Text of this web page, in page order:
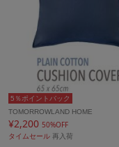
5％ポイントバック
TOMORROWLAND HOME
¥2,200 50%OFF
タイムセール 再入荷